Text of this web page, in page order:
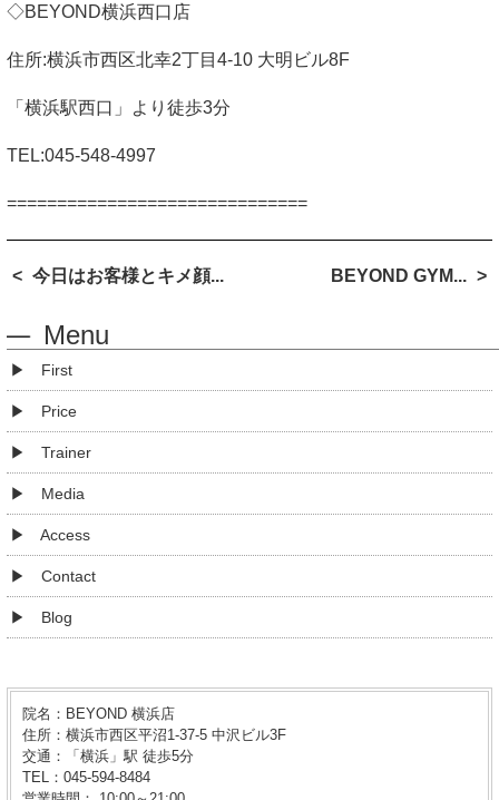
院名：BEYOND 横浜店
住所：横浜市西区平沼1-37-5 中沢ビル3F
交通：「横浜」駅 徒歩5分
TEL：045-594-8484
◇BEYOND横浜西口店
住所:横浜市西区北幸2丁目 4-10 大明ビル8F
「横浜駅西口」より徒歩3分
TEL:045-548-4997
==============================
今日はお客様とキメ顔... BEYOND GYM...
Menu
First
Price
Trainer
Media
Access
Contact
Blog